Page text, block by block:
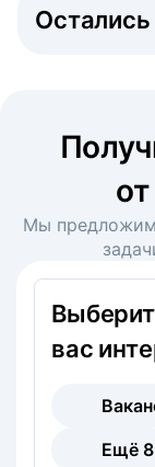
Мы
вас
Ещё 8